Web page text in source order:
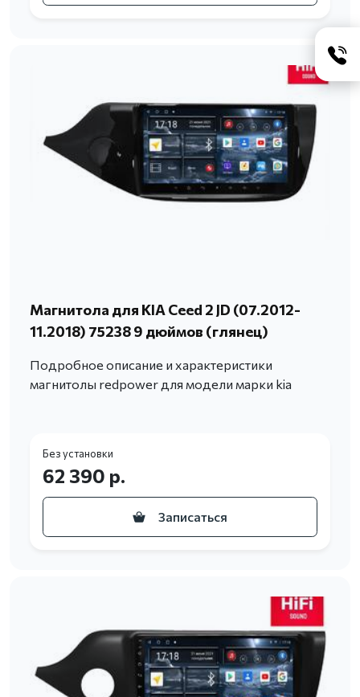
Магнитола для KIA Ceed 2 JD (07.2012-
11.2018) 75238 9 дюймов (глянец)
Подробное описание и характеристики
магнитолы redpower для модели марки kia
Без установки
62 390 р.
Записаться